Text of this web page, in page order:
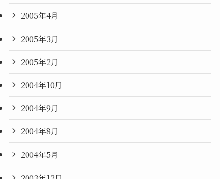
2005年4月
2005年3月
2005年2月
2004年10月
2004年9月
2004年8月
2004年5月